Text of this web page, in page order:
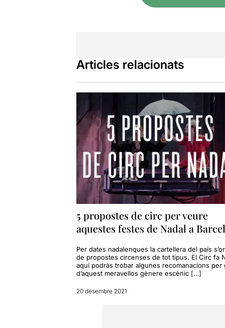
Articles relacionats
5 propostes de circ per veure
aquestes festes de Nadal a
Per dates nadalenques la cartellera del país
de propostes circenses de tot tipus. El Circ fa
aquí podràs trobar algunes recomanacions per
d’aquest meravellos gènere escènic […]
20 desembre 2021